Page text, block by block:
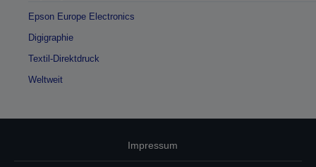
Epson Europe Electronics
Digigraphie
Textil-Direktdruck
Weltweit
Impressum